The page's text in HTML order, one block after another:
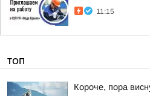
11:15
ТОП
Короче, пора